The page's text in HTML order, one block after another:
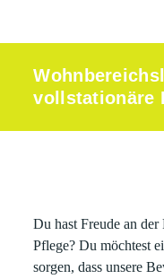
vollstationäre
Du hast Freude an
Pflege? Du möchtest
sorgen, dass unsere